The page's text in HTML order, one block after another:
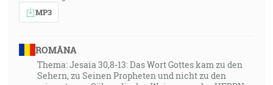
Vtedy im povedal Ježiš: Môj čas nie je ešte tu, ale váš
15:35
Takto hovorí Hospodin, tvoj vykupiteľ, Svätý Izraelov:
MP3
ROMÂNA
Thema: Jesaia 30,8-13: Das Wort Gottes kam zu den
Sehern, zu Seinen Propheten und nicht zu den